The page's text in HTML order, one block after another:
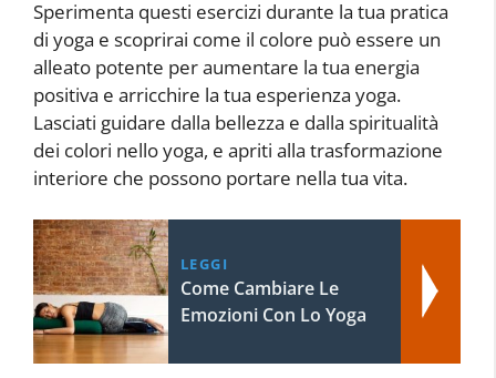
Sperimenta questi esercizi durante la tua pratica
di yoga e scoprirai come il colore può essere un
alleato potente per aumentare la tua energia
positiva e arricchire la tua esperienza yoga.
Lasciati guidare dalla bellezza e dalla spiritualità
dei colori nello yoga, e apriti alla trasformazione
interiore che possono portare nella tua vita.
LEGGI
Come Cambiare Le
Emozioni Con Lo Yoga